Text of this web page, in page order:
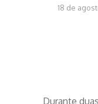
18 de
Durante